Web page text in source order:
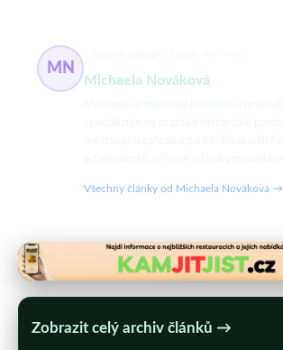
MN
Michaela Nováková
Všechny články od Michaela Nováková →
Zobrazit celý archiv článků →